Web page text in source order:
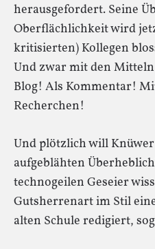
herausgefordert. Seine
Oberflächlichkeit wird
kritisierten) Kollegen
Und zwar mit den
Blog! Als Kommentar!
Recherchen!
Und plötzlich will
aufgeblähten
technogeilen Geseier
Gutsherrenart im Stil
alten Schule redigiert,